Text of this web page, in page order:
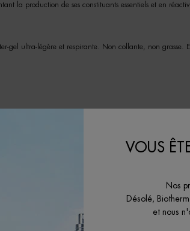
la production de ses constituants essentiels et en
gel ultra-légère et respirante. Non collante, non
VOUS
Nos
Désolé,
et nous